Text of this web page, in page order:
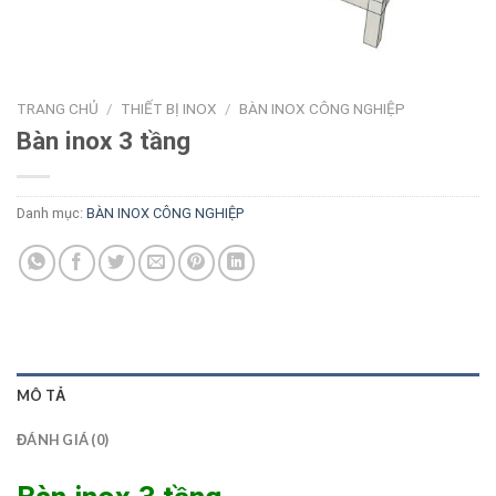
TRANG CHỦ / THIẾT BỊ INOX / BÀN INOX CÔNG NGHIỆP
Bàn inox 3 tầng
Danh mục: BÀN INOX CÔNG NGHIỆP
MÔ TẢ
ĐÁNH GIÁ (0)